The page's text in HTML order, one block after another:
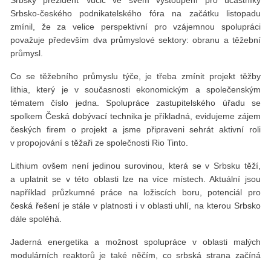
Srbsko-českého podnikatelského fóra na začátku listopadu
zmínil, že za velice perspektivní pro vzájemnou spolupráci
považuje především dva průmyslové sektory: obranu a těžební
průmysl.
Co se těžebního průmyslu týče, je třeba zmínit projekt těžby
lithia, který je v současnosti ekonomickým a společenským
tématem číslo jedna. Spolupráce zastupitelského úřadu se
spolkem Česká dobývací technika je příkladná, evidujeme zájem
českých firem o projekt a jsme připraveni sehrát aktivní roli
v propojování s těžaři ze společnosti Rio Tinto.
Lithium ovšem není jedinou surovinou, která se v Srbsku těží,
a uplatnit se v této oblasti lze na více místech. Aktuální jsou
například průzkumné práce na ložiscích boru, potenciál pro
česká řešení je stále v platnosti i v oblasti uhlí, na kterou Srbsko
dále spoléhá.
Jaderná energetika a možnost spolupráce v oblasti malých
modulárních reaktorů je také něčím, co srbská strana začíná